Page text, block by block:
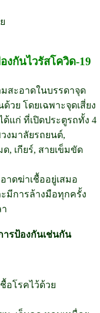
งกันไวรัสโควิด-19
สะอาดในบรรดาจุด
วย โดยเฉพาะจุดเสี่ยง
ด้แก่ ที่เปิดประตูรถทั้ง 4
งมาลัยรถยนต์,
, เกียร์, สายเข็มขัด
าดฆ่าเชื้ออยู่เสมอ
มีการล้างมือทุกครั้ง
ารป้องกันเช่นกัน
อโรคไว้ด้วย